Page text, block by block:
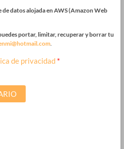
datos alojada en AWS (Amazon Web
portar, limitar, recuperar y borrar tu
.
de privacidad *